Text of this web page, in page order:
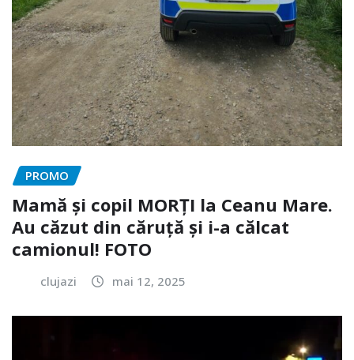
PROMO
Mamă și copil MORȚI la Ceanu Mare.
Au căzut din căruță și i-a călcat
camionul! FOTO
clujazi mai 12, 2025